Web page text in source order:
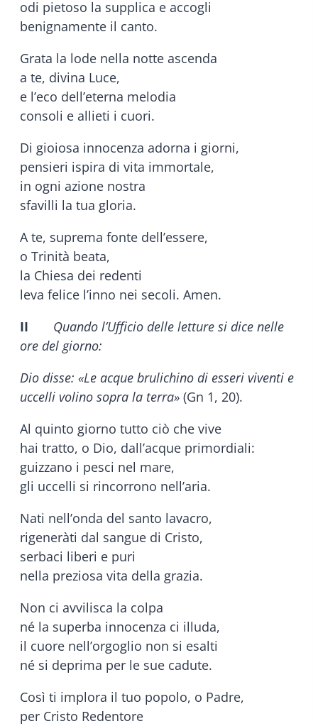
odi pietoso la supplica e accogli
benignamente il canto.
Grata la lode nella notte ascenda
a te, divina Luce,
e l’eco dell’eterna melodia
consoli e allieti i cuori.
Di gioiosa innocenza adorna i giorni,
pensieri ispira di vita immortale,
in ogni azione nostra
sfavilli la tua gloria.
A te, suprema fonte dell’essere,
o Trinità beata,
la Chiesa dei redenti
leva felice l’inno nei secoli. Amen.
II Quando l’Ufficio delle letture si dice nelle
ore del giorno:
Dio disse: «Le acque brulichino di esseri viventi e
uccelli volino sopra la terra» (Gn 1, 20).
Al quinto giorno tutto ciò che vive
hai tratto, o Dio, dall’acque primordiali:
guizzano i pesci nel mare,
gli uccelli si rincorrono nell’aria.
Nati nell’onda del santo lavacro,
rigeneràti dal sangue di Cristo,
serbaci liberi e puri
nella preziosa vita della grazia.
Non ci avvilisca la colpa
né la superba innocenza ci illuda,
il cuore nell’orgoglio non si esalti
né si deprima per le sue cadute.
Così ti implora il tuo popolo, o Padre,
per Cristo Redentore